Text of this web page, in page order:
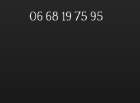
06 68 19 75 95